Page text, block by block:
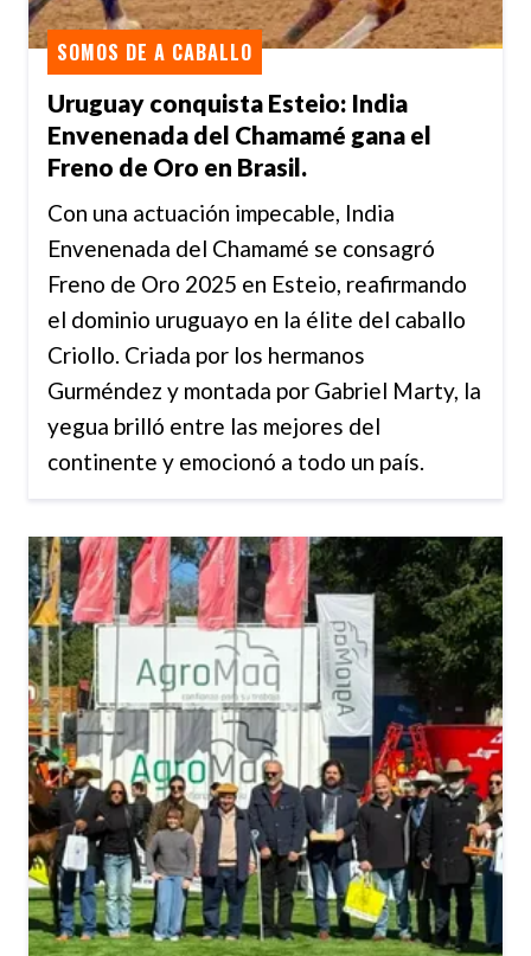
Uruguay conquista Esteio: India
Envenenada del Chamamé gana el
Freno de Oro en Brasil.
SOMOS DE A CABALLO
Con una actuación impecable, India
Envenenada del Chamamé se consagró
Freno de Oro 2025 en Esteio, reafirmando
el dominio uruguayo en la élite del caballo
Criollo. Criada por los hermanos
Gurméndez y montada por Gabriel Marty, la
yegua brilló entre las mejores del
continente y emocionó a todo un país.